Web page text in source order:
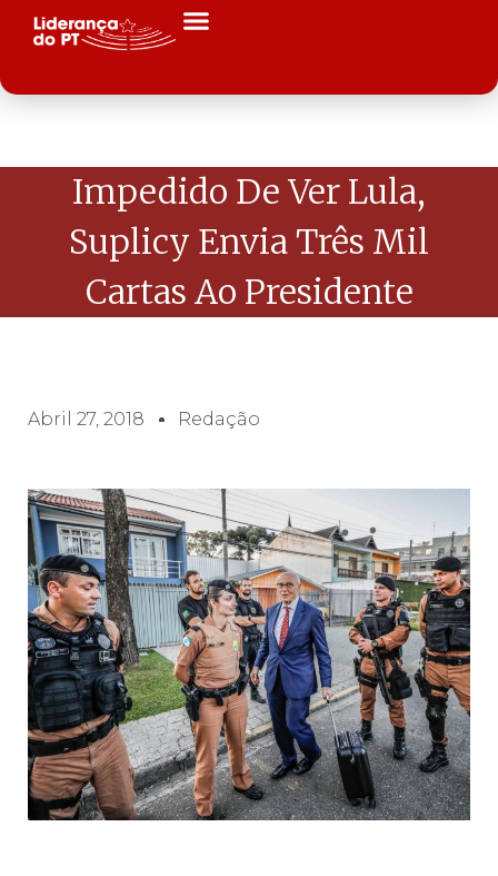
Impedido De Ver Lula,
Suplicy Envia Três Mil
Cartas Ao Presidente
Abril 27, 2018 Redação